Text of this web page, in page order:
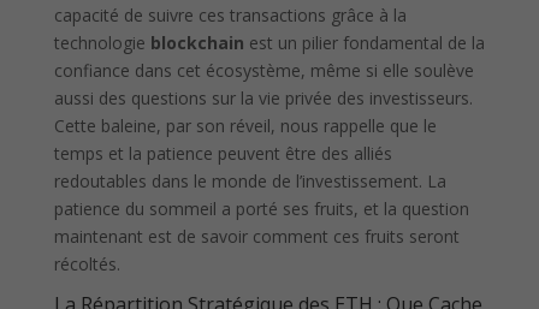
capacité de suivre ces transactions grâce à la
technologie blockchain est un pilier fondamental de la
confiance dans cet écosystème, même si elle soulève
aussi des questions sur la vie privée des investisseurs.
Cette baleine, par son réveil, nous rappelle que le
temps et la patience peuvent être des alliés
redoutables dans le monde de l’investissement. La
patience du sommeil a porté ses fruits, et la question
maintenant est de savoir comment ces fruits seront
récoltés.